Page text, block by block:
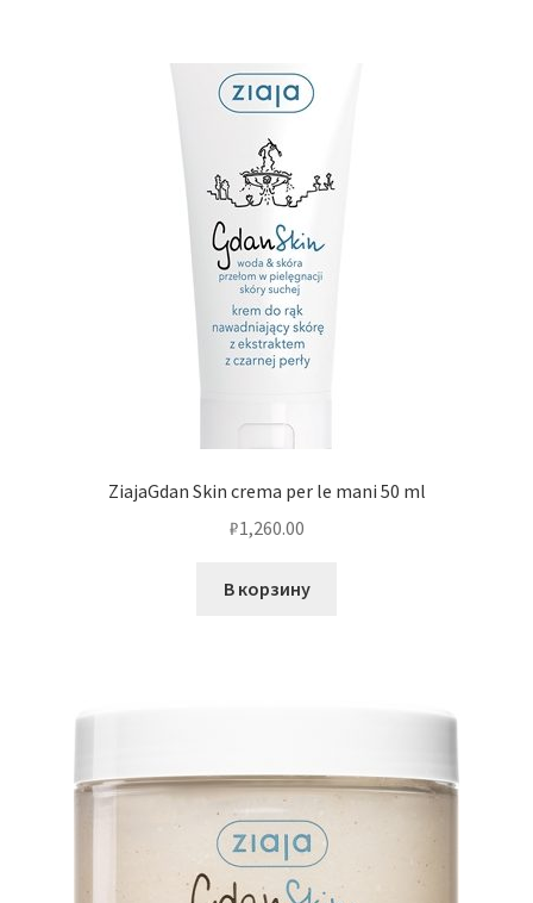
ZiajaGdan Skin crema per le mani 50 ml
₽1,260.00
В корзину